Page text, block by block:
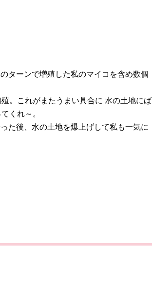
ターンで増殖した私のマイコを含め数個
。これがまたうまい具合に 水の土地にば
くれ～。
た後、水の土地を爆上げして私も一気に